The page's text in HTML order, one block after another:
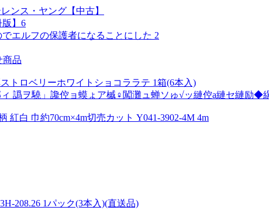
ンス・ヤング【中古】
】6
エルフの保護者になることにした 2
商品
トロベリーホワイトショコララテ 1箱(6本入)
譌ヲ驍」讒倥ョ蟆ょア槭♀闖灘ュ蝉ソゅ√ッ縺倥a縺セ縺励◆
紅白 巾約70cm×4m切売カット Y041-3902-4M 4m
208.26 1パック(3本入)(直送品)